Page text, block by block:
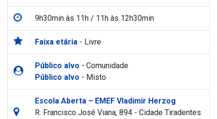
9h30min às 11h / 11h às 12h30min
Faixa etária - Livre
Público alvo - Comunidade
Público alvo - Misto
Escola Aberta – EMEF Vladimir Herzog
R. Francisco José Viana, 894 - Cidade Tiradentes